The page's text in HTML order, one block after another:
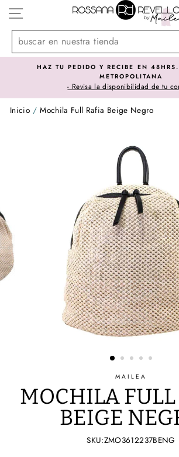
directamente
contenido
NAVEGACIÓN
HAZ TU PEDIDO Y RECIBE EN 48HRS. EN
METROPOLITANA
- Revisa la disponibilidad de tu comuna
Inicio / Mochila Full Rafia Beige Negro
MAILEA
MOCHILA
BEIGE
SKU:ZMO3612237BENG